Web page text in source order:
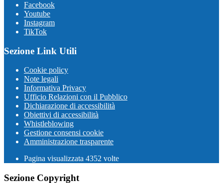
Facebook
Youtube
Instagram
TikTok
Sezione Link Utili
Cookie policy
Note legali
Informativa Privacy
Ufficio Relazioni con il Pubblico
Dichiarazione di accessibilità
Obiettivi di accessibilità
Whistleblowing
Gestione consensi cookie
Amministrazione trasparente
Pagina visualizzata 4352 volte
Sezione Copyright